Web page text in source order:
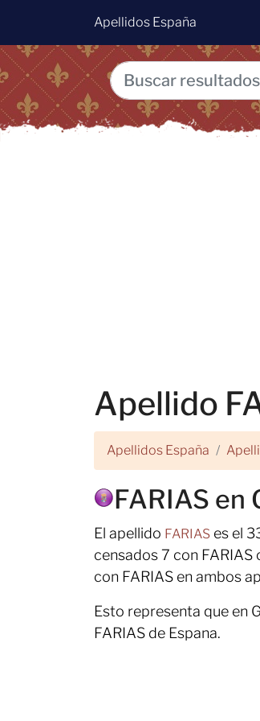
Apellidos España
Apellido
Apellidos España
FARIAS en
El apellido FARIAS es el
censados 7 con
con FARIAS en ambos
Esto representa que en
FARIAS de Espana.